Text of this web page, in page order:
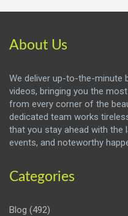
About Us
We deliver up-to-the-minute
videos, bringing you the
from every corner of the
dedicated team works
that you stay ahead with the
events, and noteworthy
Categories
Blog (492)